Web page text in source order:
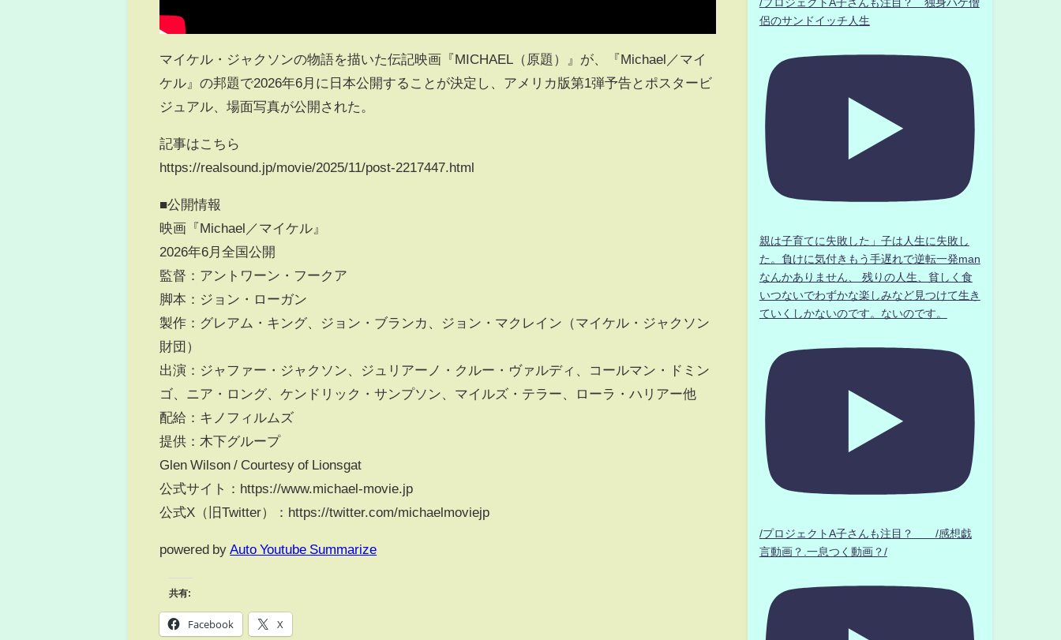
マイケル・ジャクソンの物語を描いた伝記映画『MICHAEL（原題）』が、『Michael／マイ
ケル』の邦題で2026年6月に日本公開することが決定し、アメリカ版第1弾予告とポスタービ
ジュアル、場面写真が公開された。
記事はこちら
https://realsound.jp/movie/2025/11/post-2217447.html
■公開情報
映画『Michael／マイケル』
2026年6月全国公開
監督：アントワーン・フークア
脚本：ジョン・ローガン
製作：グレアム・キング、ジョン・ブランカ、ジョン・マクレイン（マイケル・ジャクソン
財団）
出演：ジャファー・ジャクソン、ジュリアーノ・クルー・ヴァルディ、コールマン・ドミン
ゴ、ニア・ロング、ケンドリック・サンプソン、マイルズ・テラー、ローラ・ハリアー他
配給：キノフィルムズ
提供：木下グループ
Glen Wilson / Courtesy of Lionsgat
公式サイト：https://www.michael-movie.jp
公式X（旧Twitter）：https://twitter.com/michaelmoviejp
powered by Auto Youtube Summarize
共有:
Facebook X
/プロジェクトA子さんも注目？ 独身ハゲ僧
侶のサンドイッチ人生
親は子育てに失敗した」子は人生に失敗し
た。負けに気付きもう手遅れで逆転一発man
なんかありません、 残りの人生、貧しく食
いつないでわずかな楽しみなど見つけて生き
ていくしかないのです。ないのです。
/プロジェクトA子さんも注目？ /感想戯
言動画？.一息つく動画？/